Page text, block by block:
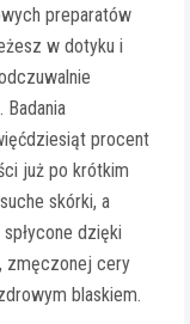
preparatów
w dotyku i
Badania
procent
już po krótkim
skórki, a
dzięki
zmęczonej cery
blaskiem.